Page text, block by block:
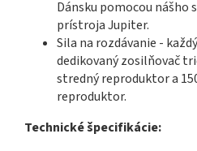
Dánsku pomocou nášho
prístroja Jupiter.
Sila na rozdávanie -
dedikovaný zosilňovač
stredný reproduktor a
reproduktor.
Technické špecifikácie: